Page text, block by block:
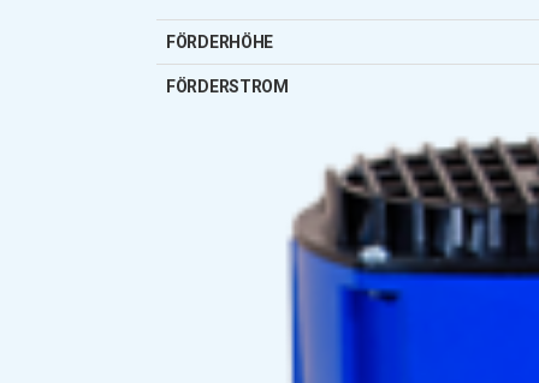
FÖRDERHÖHE
FÖRDERSTROM